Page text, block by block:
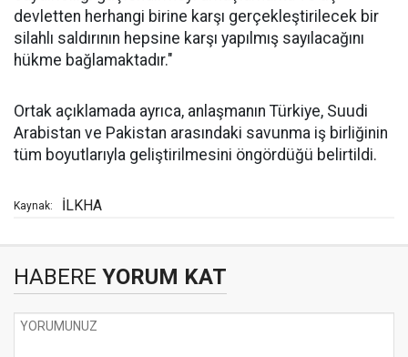
devletten herhangi birine karşı gerçekleştirilecek bir
silahlı saldırının hepsine karşı yapılmış sayılacağını
hükme bağlamaktadır."
Ortak açıklamada ayrıca, anlaşmanın Türkiye, Suudi
Arabistan ve Pakistan arasındaki savunma iş birliğinin
tüm boyutlarıyla geliştirilmesini öngördüğü belirtildi.
Kaynak: İLKHA
HABERE YORUM KAT